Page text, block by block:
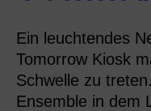
Ein leuchtendes
Tomorrow Kiosk
Schwelle zu
Ensemble in dem